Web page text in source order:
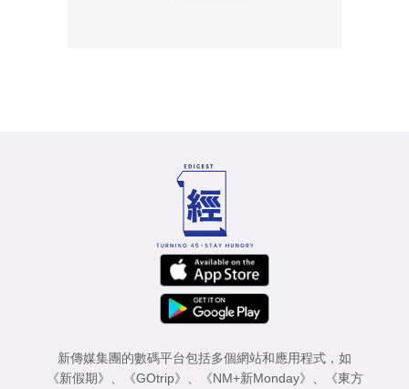
新傳媒集團的數碼平台包括多個網站和應用程式，如
《新假期》 、 《GOtrip》 、 《NM+新Monday》 、
《東方